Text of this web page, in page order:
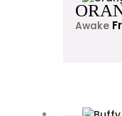
Awake